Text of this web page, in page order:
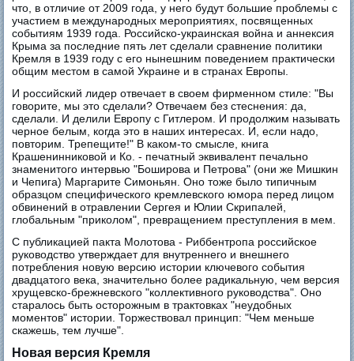
что, в отличие от 2009 года, у него будут большие проблемы с
участием в международных мероприятиях, посвященных
событиям 1939 года. Российско-украинская война и аннексия
Крыма за последние пять лет сделали сравнение политики
Кремля в 1939 году с его нынешним поведением практически
общим местом в самой Украине и в странах Европы.
И российский лидер отвечает в своем фирменном стиле: "Вы
говорите, мы это сделали? Отвечаем без стеснения: да,
сделали. И делили Европу с Гитлером. И продолжим называть
черное белым, когда это в наших интересах. И, если надо,
повторим. Трепещите!" В каком-то смысле, книга
Крашенинниковой и Ко. - печатный эквивалент печально
знаменитого интервью "Боширова и Петрова" (они же Мишкин
и Чепига) Маргарите Симоньян. Оно тоже было типичным
образцом специфического кремлевского юмора перед лицом
обвинений в отравлении Сергея и Юлии Скрипалей,
глобальным "приколом", превращением преступления в мем.
С публикацией пакта Молотова - Риббентропа российское
руководство утверждает для внутреннего и внешнего
потребления новую версию истории ключевого события
двадцатого века, значительно более радикальную, чем версия
хрущевско-брежневского "коллективного руководства". Оно
старалось быть осторожным в трактовках "неудобных
моментов" истории. Торжествовал принцип: "Чем меньше
скажешь, тем лучше".
Новая версия Кремля